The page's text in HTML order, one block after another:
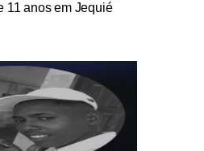
11 anos em Jequié